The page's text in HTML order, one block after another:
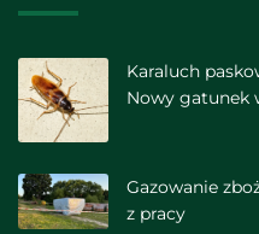
Karaluch
Nowy gatunek
Gazowanie
z pracy